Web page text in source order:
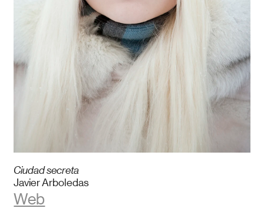
Ciudad secreta
Javier Arboledas
Web